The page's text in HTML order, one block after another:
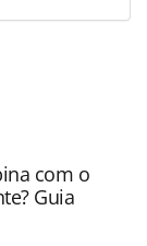
levou-agentes-
ou as
conteúdo
pela
reproduza o
com o
Guia